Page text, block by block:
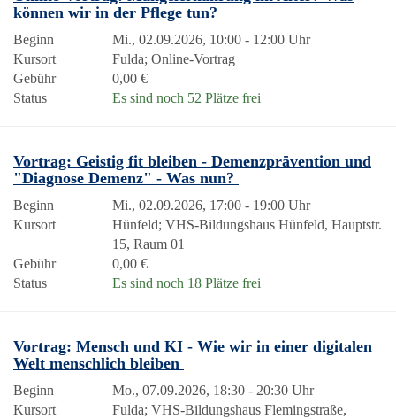
können wir in der Pflege tun?
Beginn
Mi., 02.09.2026, 10:00 - 12:00 Uhr
Kursort
Fulda; Online-Vortrag
Gebühr
0,00 €
Status
Es sind noch 52 Plätze frei
Vortrag: Geistig fit bleiben - Demenzprävention und
"Diagnose Demenz" - Was nun?
Beginn
Mi., 02.09.2026, 17:00 - 19:00 Uhr
Kursort
Hünfeld; VHS-Bildungshaus Hünfeld, Hauptstr.
15, Raum 01
Gebühr
0,00 €
Status
Es sind noch 18 Plätze frei
Vortrag: Mensch und KI - Wie wir in einer digitalen
Welt menschlich bleiben
Beginn
Mo., 07.09.2026, 18:30 - 20:30 Uhr
Kursort
Fulda; VHS-Bildungshaus Flemingstraße,